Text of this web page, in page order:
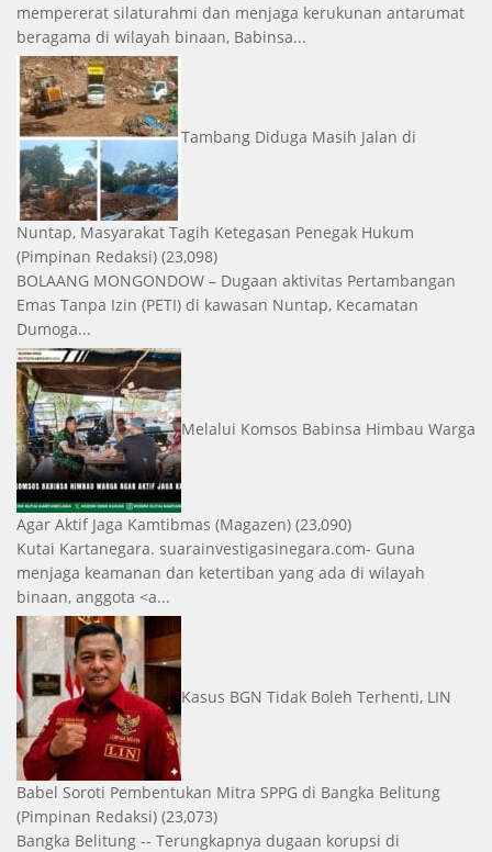
mempererat silaturahmi dan menjaga kerukunan antarumat
beragama di wilayah binaan, Babinsa...
Tambang Diduga Masih Jalan di
Nuntap, Masyarakat Tagih Ketegasan Penegak Hukum
(Pimpinan Redaksi) (23,098)
BOLAANG MONGONDOW – Dugaan aktivitas Pertambangan
Emas Tanpa Izin (PETI) di kawasan Nuntap, Kecamatan
Dumoga...
Melalui Komsos Babinsa Himbau Warga
Agar Aktif Jaga Kamtibmas (Magazen) (23,090)
Kutai Kartanegara. suarainvestigasinegara.com- Guna
menjaga keamanan dan ketertiban yang ada di wilayah
binaan, anggota <a...
Kasus BGN Tidak Boleh Terhenti, LIN
Babel Soroti Pembentukan Mitra SPPG di Bangka Belitung
(Pimpinan Redaksi) (23,073)
Bangka Belitung -- Terungkapnya dugaan korupsi di